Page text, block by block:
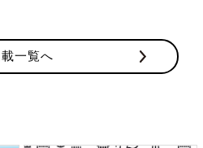
一覧へ